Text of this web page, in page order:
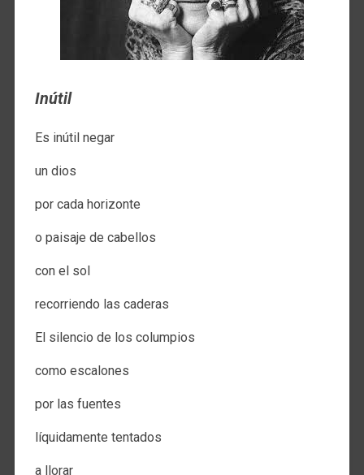
Inútil
Es inútil negar​​
un dios​​
por cada horizonte ​​​​
o paisaje de cabellos​​
con el sol​​
recorriendo las caderas​​
El silencio de los columpios​​
como escalones​​
por las fuentes ​​​​
líquidamente tentados​​
a llorar​​